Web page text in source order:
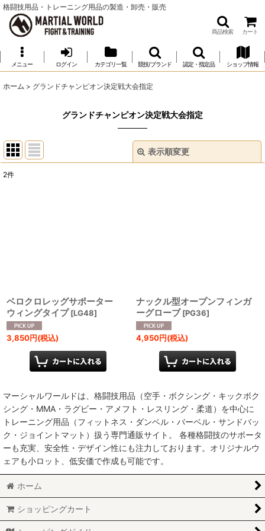
格闘技用品・トレーニング用品の製造・卸売・販売
商品検索 カート
メニュー ログイン カテゴリ一覧 競技/ブランド 認定・指定品 ショップ情報
ホーム > グランドチャンピオン決定戦大会指定
グランドチャンピオン決定戦大会指定
表示順変更
2件
ベロクロレッグサポーター
ウィングタイプ [LG48]
3,850円(税込)
ナックル型オープンフィンガ
ーグローブ [PG36]
4,950円(税込)
マーシャルワールドは、格闘技用品（空手・ボクシング・キックボク
シング・MMA・ラグビー・アメフト・レスリング・柔道）を中心に
トレーニング用品（フィットネス・ダンベル・バーベル・サンドバッ
ク・ジョイントマット）扱う専門通販サイト。 各種格闘技のサポータ
ーも充実、安全性・デザイン性にも注力しております。オリジナルウ
ェアも小ロット、低安価で作成も可能です。
ホーム
ショッピングカート